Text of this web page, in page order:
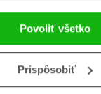
Povoliť všetko
Prispôsobiť